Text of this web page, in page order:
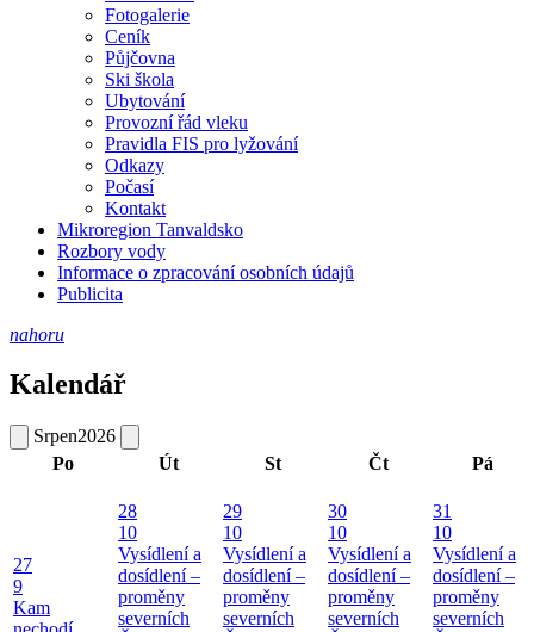
Fotogalerie
Ceník
Půjčovna
Ski škola
Ubytování
Provozní řád vleku
Pravidla FIS pro lyžování
Odkazy
Počasí
Kontakt
Mikroregion Tanvaldsko
Rozbory vody
Informace o zpracování osobních údajů
Publicita
nahoru
Kalendář
Srpen2026
Po
Út St Čt Pá
27
9
Kam
28
10
Vysídlení a
dosídlení –
proměny
severních
29
10
Vysídlení a
dosídlení –
proměny
severních
30
10
Vysídlení a
dosídlení –
proměny
severních
31
10
Vysídlení a
dosídlení –
proměny
severních